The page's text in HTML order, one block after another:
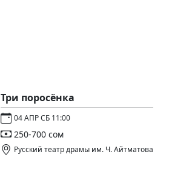
Три поросёнка
04 АПР СБ 11:00
250-700 сом
Русский театр драмы им. Ч. Айтматова